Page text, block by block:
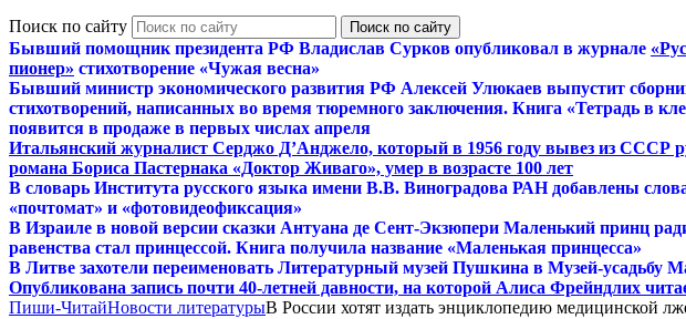
Поиск по сайту
Бывший помощник президента РФ Владислав Сурков опубликовал в журнале
пионер» стихотворение «Чужая весна»
Бывший министр экономического развития РФ Алексей Улюкаев выпустит
стихотворений, написанных во время тюремного заключения. Книга «Тетрадь в
появится в продаже в первых числах апреля
Итальянский журналист Серджо Д’Анджело, который в 1956 году вывез из СССР
романа Бориса Пастернака «Доктор Живаго», умер в возрасте 100 лет
В словарь Института русского языка имени В.В. Виноградова РАН добавлены
«почтомат» и «фотовидеофиксация»
В Израиле в новой версии сказки Антуана де Сент-Экзюпери Маленький принц
равенства стал принцессой. Книга получила название «Маленькая принцесса»
В Литве захотели переименовать Литературный музей Пушкина в Музей-усадьбу
Опубликована запись почти 40-летней давности, на которой Алиса Фрейндлих
Пиши-ЧитайНовости литературыВ России хотят издать энциклопедию медицинской